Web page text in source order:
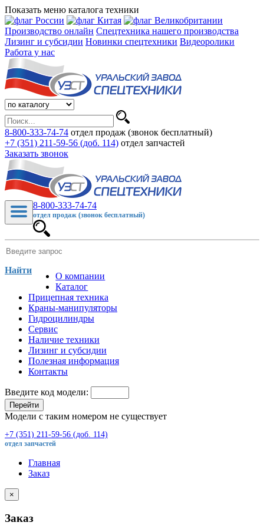
Показать меню каталога техники
Производство онлайн Спецтехника нашего производства
Лизинг и субсидии Новинки спецтехники Видеоролики
Работа у нас
8-800-333-74-74 отдел продаж (звонок бесплатный)
+7 (351) 211-59-56 (доб. 114) отдел запчастей
Заказать звонок
8-800-333-74-74
отдел продаж (звонок бесплатный)
Найти
О компании
Каталог
Прицепная техника
Краны-манипуляторы
Гидроцилиндры
Сервис
Наличие техники
Лизинг и субсидии
Полезная информация
Контакты
Введите код модели:
Перейти
Модели с таким номером не существует
+7 (351) 211-59-56 (доб. 114)
отдел запчастей
Главная
Заказ
×
Заказ